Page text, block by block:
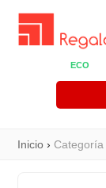
ECO
Inicio ›Categoría